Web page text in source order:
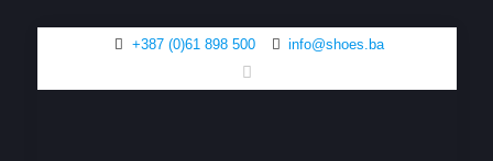
+387 (0)61 898 500 info@shoes.ba